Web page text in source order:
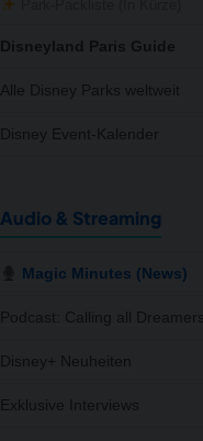
Disneyland Paris Guide
Alle Disney Parks weltweit
Disney Event-Kalender
Audio & Streaming
Magic Minutes (News)
Podcast: Calling all Dreamers!
Disney+ Neuheiten
Exklusive Interviews